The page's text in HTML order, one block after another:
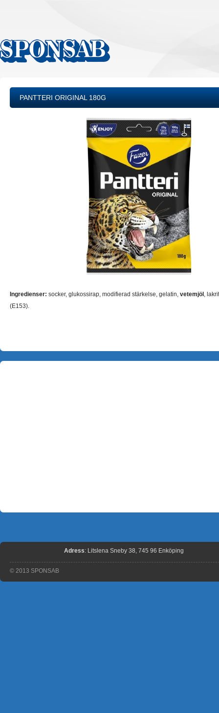
PANTTERI ORIGINAL 180G
Ingredienser: socker, glukossirap, modifierad stärkelse, gelatin, vetemjöl ,
(E153).
Adress: Litslena Sneby 38, 745 96 Enköping
© 2013 SPONSAB